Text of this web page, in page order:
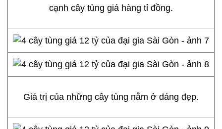
cạnh cây tùng giá hàng tỉ đồng.
Giá trị của những cây tùng nằm ở dáng đẹp.